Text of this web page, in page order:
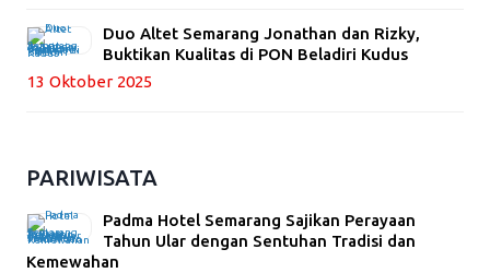
Duo Altet Semarang Jonathan dan Rizky,
Buktikan Kualitas di PON Beladiri Kudus
13 Oktober 2025
PARIWISATA
Padma Hotel Semarang Sajikan Perayaan
Tahun Ular dengan Sentuhan Tradisi dan
Kemewahan